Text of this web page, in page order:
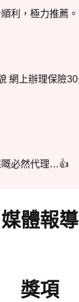
利，極力推薦。
襯
嘅必然代理…👍
媒體報導
獎項